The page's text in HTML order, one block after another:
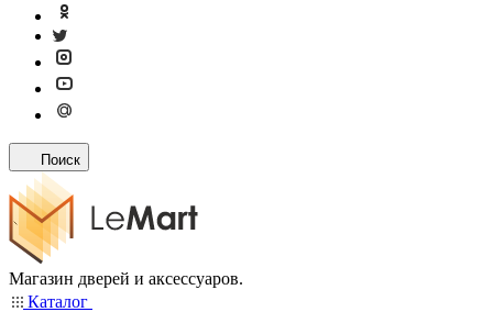
Поиск
Магазин дверей и аксессуаров.
Каталог